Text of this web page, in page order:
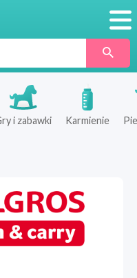
i zabawki Karmienie